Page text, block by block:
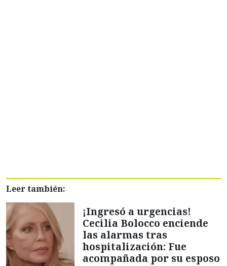
Leer también:
¡Ingresó a urgencias!
Cecilia Bolocco enciende
las alarmas tras
hospitalización: Fue
acompañada por su esposo